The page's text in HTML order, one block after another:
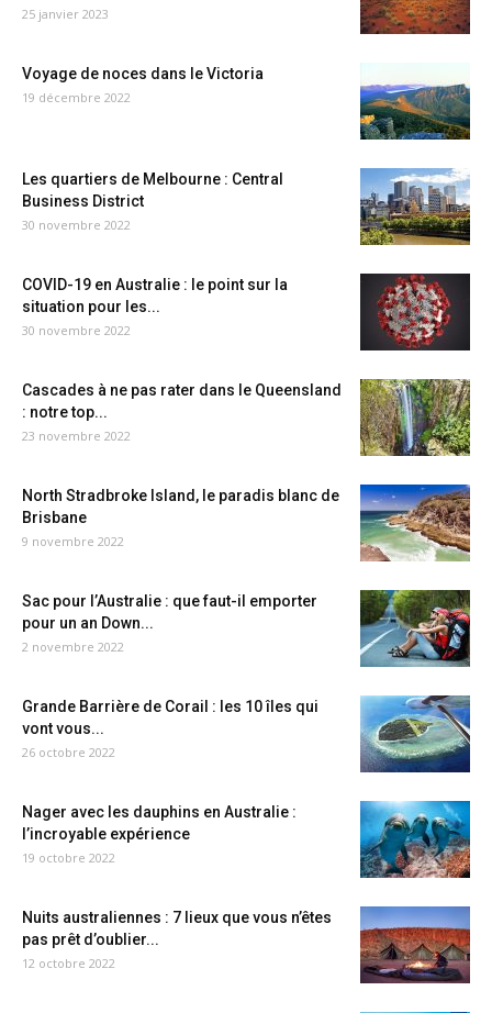
25 janvier 2023
Voyage de noces dans le Victoria
19 décembre 2022
Les quartiers de Melbourne : Central
Business District
30 novembre 2022
COVID-19 en Australie : le point sur la
situation pour les...
30 novembre 2022
Cascades à ne pas rater dans le Queensland
: notre top...
23 novembre 2022
North Stradbroke Island, le paradis blanc de
Brisbane
9 novembre 2022
Sac pour l’Australie : que faut-il emporter
pour un an Down...
2 novembre 2022
Grande Barrière de Corail : les 10 îles qui
vont vous...
26 octobre 2022
Nager avec les dauphins en Australie :
l’incroyable expérience
19 octobre 2022
Nuits australiennes : 7 lieux que vous n’êtes
pas prêt d’oublier...
12 octobre 2022